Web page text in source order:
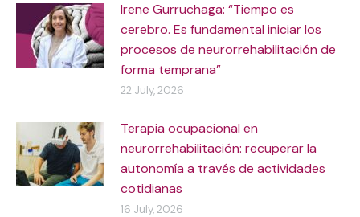
Irene Gurruchaga: “Tiempo es
cerebro. Es fundamental iniciar los
procesos de neurorrehabilitación de
forma temprana”
22 July, 2026
Terapia ocupacional en
neurorrehabilitación: recuperar la
autonomía a través de actividades
cotidianas
16 July, 2026